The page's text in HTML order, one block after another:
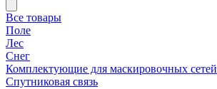
Все товары
Поле
Лес
Снег
Комплектующие для маскировочных сетей
Спутниковая связь